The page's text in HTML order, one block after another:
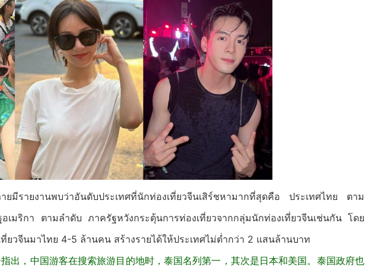
มีรายงานพบว่าอันดับประเทศที่นักท่องเที่ยวจีนเสิร์ชหามากที่สุดคือ ประเทศไทย ตาม
เมริกา ตามลำดับ ภาครัฐหวังกระตุ้นการท่องเที่ยวจากกลุ่มนักท่องเที่ยวจีนเช่นกัน โดย
ยวจีนมาไทย 4-5 ล้านคน สร้างรายได้ให้ประเทศไม่ต่ำกว่า 2 แสนล้านบาท
出，中国游客在搜索旅游目的地时，泰国名列第一，其次是日本和美国。泰国政府也